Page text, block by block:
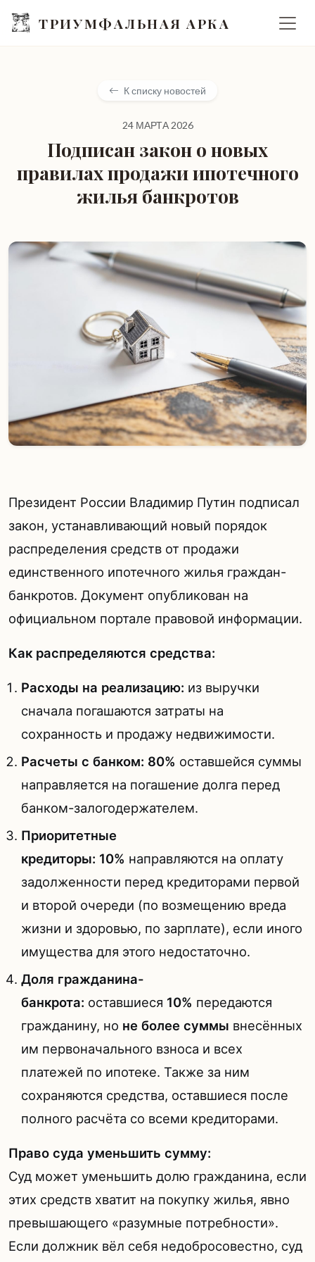
ТРИУМФАЛЬНАЯ АРКА
К списку новостей
24 МАРТА 2026
Подписан закон о новых
правилах продажи ипотечного
жилья банкротов
Президент России Владимир Путин подписал
закон, устанавливающий новый порядок
распределения средств от продажи
единственного ипотечного жилья граждан-
банкротов. Документ опубликован на
официальном портале правовой информации.
Как распределяются средства:
Расходы на реализацию: из выручки
сначала погашаются затраты на
сохранность и продажу недвижимости.
Расчеты с банком: 80% оставшейся суммы
направляется на погашение долга перед
банком-залогодержателем.
Приоритетные
кредиторы: 10% направляются на оплату
задолженности перед кредиторами первой
и второй очереди (по возмещению вреда
жизни и здоровью, по зарплате), если иного
имущества для этого недостаточно.
Доля гражданина-
банкрота: оставшиеся 10% передаются
гражданину, но не более суммы внесённых
им первоначального взноса и всех
платежей по ипотеке. Также за ним
сохраняются средства, оставшиеся после
полного расчёта со всеми кредиторами.
Право суда уменьшить сумму:
Суд может уменьшить долю гражданина, если
этих средств хватит на покупку жилья, явно
превышающего «разумные потребности».
Если должник вёл себя недобросовестно, суд